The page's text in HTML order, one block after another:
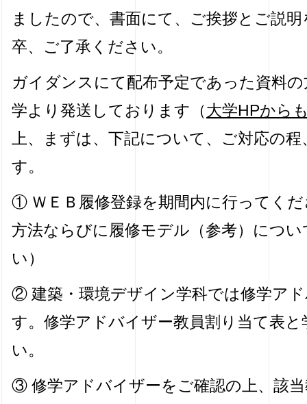
ましたので、書面にて、ご挨拶とご説
卒、ご了承ください。
ガイダンスにて配布予定であった資料
学より発送しております（大学HPから
上、まずは、下記について、ご対応の
す。
① ＷＥＢ履修登録を期間内に行ってく
方法ならびに履修モデル（参考）につ
い）
② 建築・環境デザイン学科では修学ア
す。修学アドバイザー教員割り当て表
い。
③ 修学アドバイザーをご確認の上、該